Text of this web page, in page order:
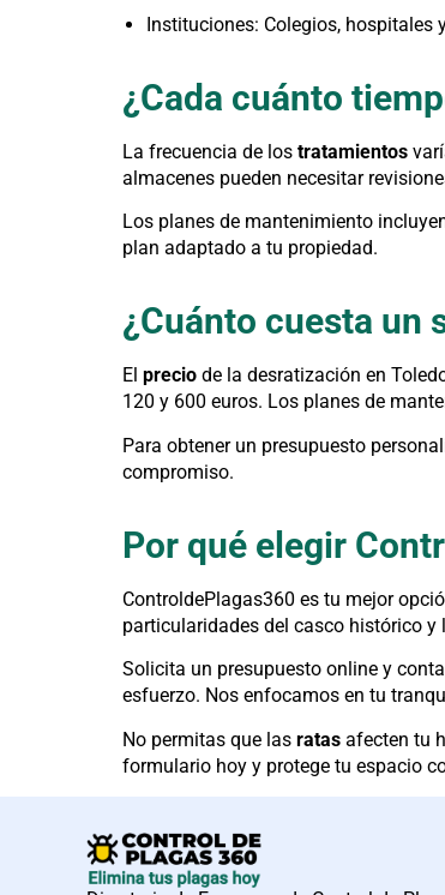
Instituciones: Colegios, hospitales
¿Cada cuánto
La frecuencia de los tratamientos
almacenes pueden necesitar
Los planes de mantenimiento
plan adaptado a tu propiedad.
¿Cuánto cuesta un
El precio de la desratización en
120 y 600 euros. Los planes de
Para obtener un presupuesto
compromiso.
Por qué elegir
ControldePlagas360 es tu mejor
particularidades del casco histórico
Solicita un presupuesto online y
esfuerzo. Nos enfocamos en tu
No permitas que las ratas afecten tu
formulario hoy y protege tu espacio